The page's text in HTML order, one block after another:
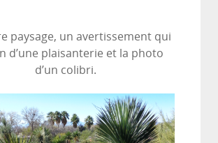
paysage, un avertissement qui
d’une plaisanterie et la photo
d’un colibri.